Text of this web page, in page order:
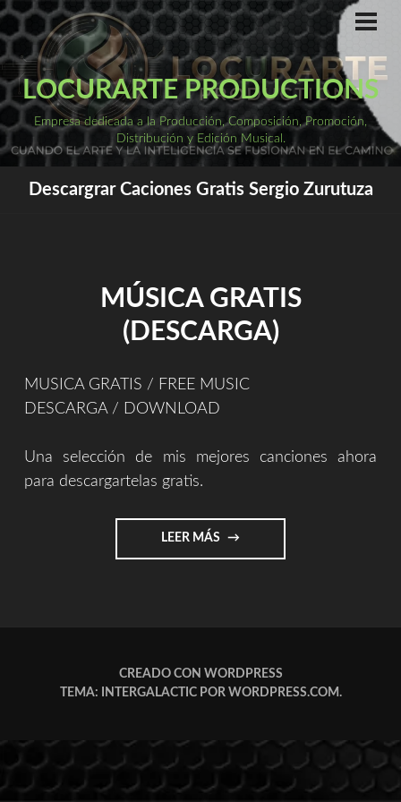
Saltar
al
contenido
LOCURARTE PRODUCTIONS
Empresa dedicada a la Producción, Composición, Promoción,
Distribución y Edición Musical.
Descargrar Caciones Gratis Sergio Zurutuza
MÚSICA GRATIS
(DESCARGA)
MUSICA GRATIS / FREE MUSIC
DESCARGA / DOWNLOAD
Una selección de mis mejores canciones ahora
para descargartelas gratis.
LEER MÁS "MÚSICA
GRATIS
CREADO CON WORDPRESS
TEMA: INTERGALACTIC POR WORDPRESS.COM.